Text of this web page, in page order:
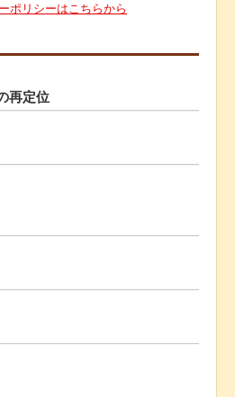
ポリシーはこちらから
再定位